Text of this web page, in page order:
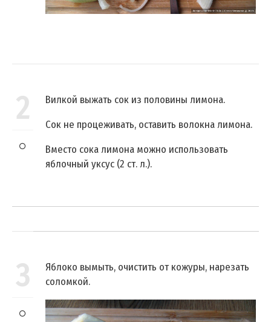
2
Вилкой выжать сок из половины лимона.
Сок не процеживать, оставить волокна лимона.
Вместо сока лимона можно использовать
яблочный уксус (2 ст. л.).
3
Яблоко вымыть, очистить от кожуры, нарезать
соломкой.